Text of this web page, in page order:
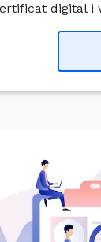
digital i